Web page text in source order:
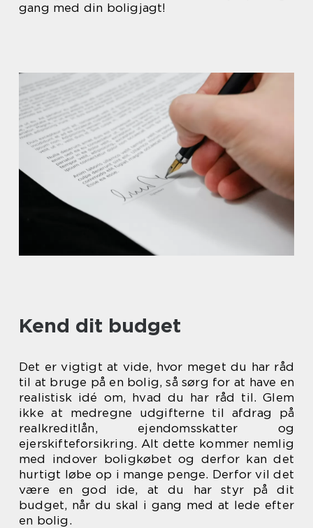
gang med din boligjagt!
Kend dit budget
Det er vigtigt at vide, hvor meget du har råd
til at bruge på en bolig, så sørg for at have en
realistisk idé om, hvad du har råd til. Glem
ikke at medregne udgifterne til afdrag på
realkreditlån, ejendomsskatter og
ejerskifteforsikring. Alt dette kommer nemlig
med indover boligkøbet og derfor kan det
hurtigt løbe op i mange penge. Derfor vil det
være en god ide, at du har styr på dit
budget, når du skal i gang med at lede efter
en bolig.